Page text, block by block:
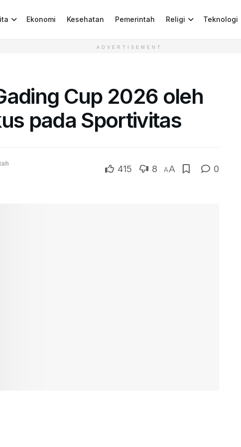
Ekonomi Kesehatan Pemerintah Religi Teknologi
ADVERTISEMENT
Cup 2026 oleh
pada Sportivitas
415 8 AA 0